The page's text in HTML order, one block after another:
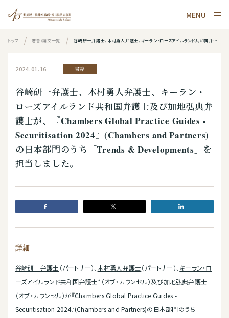
MENU
トップ 著書/論文一覧 谷崎研一弁護士、木村勇人弁護士、キーラン・ローズアイルランド共和国弁護士及び加地弘典弁護士が、『Chambers Global Practice Guides - Securitisation 2024』(Chambers and Partners)の日本部門のうち「Trends & Developments」を担当しました。
2024.01.16 書籍
谷崎研一弁護士、木村勇人弁護士、キーラン・
ローズアイルランド共和国弁護士及び加地弘典弁
護士が、『Chambers Global Practice Guides -
Securitisation 2024』(Chambers and Partners)
の日本部門のうち「Trends & Developments」を
担当しました。
詳細
谷崎研一弁護士 （パートナー）、 木村勇人弁護士（パートナー）、 キーラン・ロ
ーズアイルランド共和国弁護士*（オブ・カウンセル）及び加地弘典弁護士
（オブ・カウンセル）が『Chambers Global Practice Guides -
Securitisation 2024』(Chambers and Partners)の日本部門のうち